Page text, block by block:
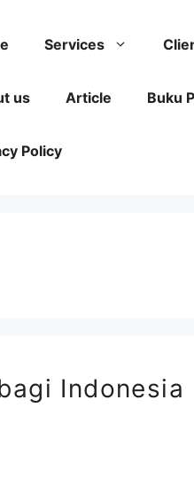
Services
us Article Buku
Policy
Indonesia